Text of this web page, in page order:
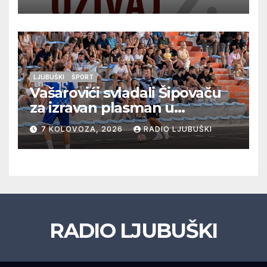
LJUBUŠKI ŠPORT
Vašarovići svladali Šipovaču
za izravan plasman u
četvrtfinale, Grab izborio
prolazak dalje, Klobuk ispao,
večeras počinje četvrtfinale
7 KOLOVOZA, 2026 RADIO LJUBUŠKI
RADIO LJUBUŠKI